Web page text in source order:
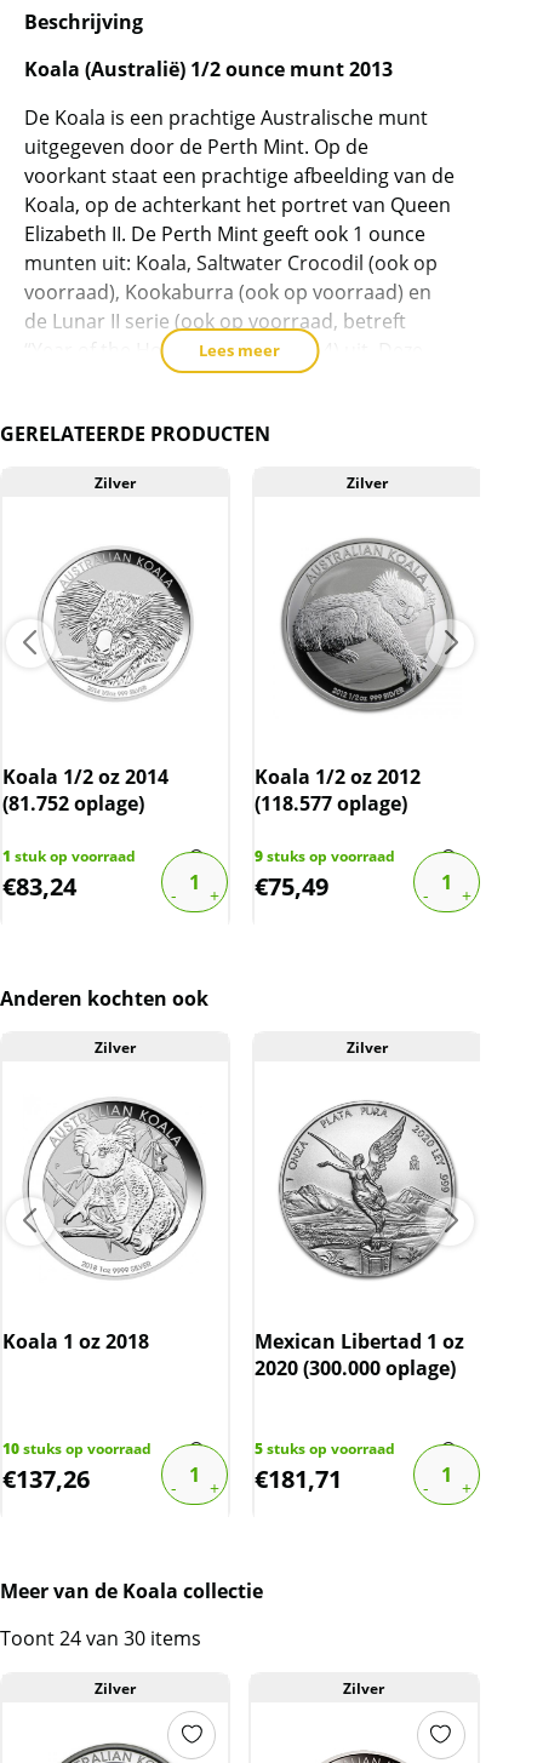
de
wachtlijst
voor
dit
product
toe
te
voegen
Beschrijving
Koala (Australië) 1/2 ounce munt 2013
De Koala is een prachtige Australische munt
uitgegeven door de Perth Mint. Op de
voorkant staat een prachtige afbeelding van de
Koala, op de achterkant het portret van Queen
Elizabeth II. De Perth Mint geeft ook 1 ounce
munten uit: Koala, Saltwater Crocodil (ook op
voorraad), Kookaburra (ook op voorraad) en
de Lunar II serie (ook op voorraad, betreft
“Year of the Horse uitgave in 2014) uit. Deze
munten bevatten een zilver gehalte van 99,9%.
uitgegeven.
De munten zijn tot op heden in de volgende
oplages verschenen:
13.944
2011
76.755
118.577
Bekijk meer
Levering
Elke munt wordt geleverd in een originele
muntcapsule.
Kwaliteit
Doordat de munten in een originele
Dit product wordt onder de margeregel
verhandeld. Dit houdt in dat wij btw afdragen
factuur vermeld worden. De prijs op de
Lees meer
GERELATEERDE PRODUCTEN
Zilver
Koala 1/2 oz 2014
(81.752 oplage)
1 stuk op voorraad
€83,24
Zilver
Koala 1/2 oz 2012
(118.577 oplage)
9stuks op voorraad
€75,49
Anderen kochten ook
Zilver
Koala 1 oz 2018
10stuks op voorraad
€137,26
Zilver
Mexican Libertad 1 oz
2020 (300.000 oplage)
5stuks op voorraad
€181,71
Meer van de Koala collectie
Toont 24 van 30 items
Zilver Zilver